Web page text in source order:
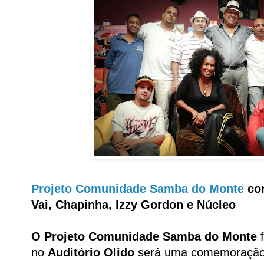
Projeto Comunidade Samba do Monte
Vai, Chapinha, Izzy Gordon e Núcleo
O Projeto Comunidade Samba do Monte
no Auditório Olido será uma